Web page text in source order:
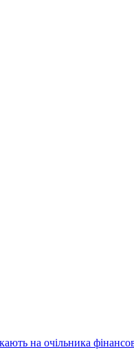
на очільника